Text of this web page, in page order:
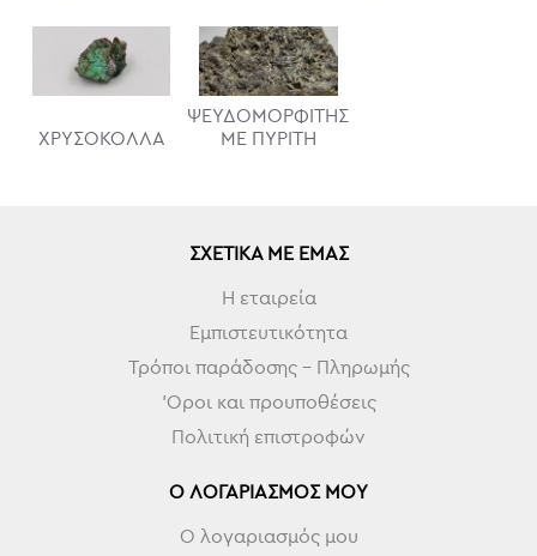
ΧΡΥΣΟΚΟΛΛΑ
ΨΕΥΔΟΜΟΡΦΙΤΗΣ
ΜΕ ΠΥΡΙΤΗ
ΣΧΕΤΙΚΆ ΜΕ ΕΜΆΣ
Η εταιρεία
Εμπιστευτικότητα
Τρόποι παράδοσης - Πληρωμής
'Οροι και προυποθέσεις
Πολιτική επιστροφών
Ο ΛΟΓΑΡΙΑΣΜΌΣ ΜΟΥ
Ο λογαριασμός μου